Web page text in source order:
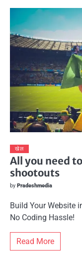
खेल
All you need
shootouts
by Pradeshmedia
Build Your Website
No Coding Hassle!
Read More